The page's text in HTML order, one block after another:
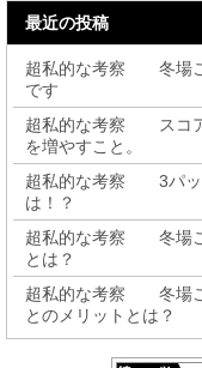
最近の投稿
超私的な考察 冬場こ
です
超私的な考察 スコア
を増やすこと。
超私的な考察 3パッ
は！？
超私的な考察 冬場こ
とは？
超私的な考察 冬場こ
とのメリットとは？